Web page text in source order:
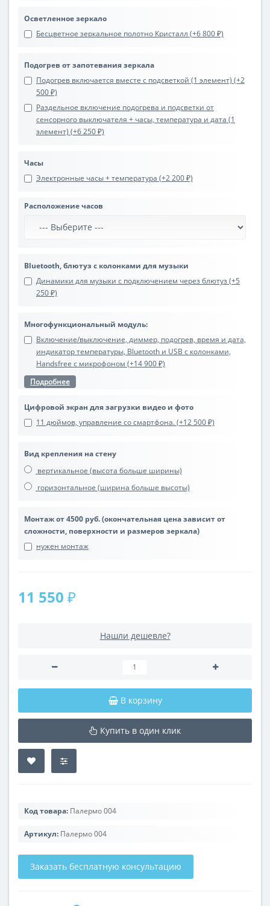
Осветленное зеркало
Бесцветное зеркальное полотно Кристалл (+6 800 ₽)
Подогрев от запотевания зеркала
Подогрев включается вместе с подсветкой (1 элемент) (+2
500 ₽)
Раздельное включение подогрева и подсветки от
сенсорного выключателя + часы, температура и дата (1
элемент) (+6 250 ₽)
Часы
Электронные часы + температура (+2 200 ₽)
Расположение часов
Bluetooth, блютуз с колонками для музыки
Динамики для музыки с подключением через блютуз (+5
250 ₽)
Многофункциональный модуль:
Включение/выключение, диммер, подогрев, время и дата,
индикатор температуры, Bluetooth и USB с колонками,
Handsfree с микрофоном (+14 900 ₽)
Подробнее
Цифровой экран для загрузки видео и фото
11 дюймов, управление со смартфона. (+12 500 ₽)
Вид крепления на стену
вертикальное (высота больше ширины)
горизонтальное (ширина больше высоты)
Монтаж от 4500 руб. (окончательная цена зависит от
сложности, поверхности и размеров зеркала)
нужен монтаж
11 550 ₽
Нашли дешевле?
В корзину
Купить в один клик
Код товара: Палермо 004
Артикул: Палермо 004
Заказать бесплатную консультацию